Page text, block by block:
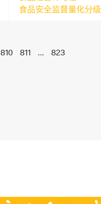
食品安全监督量化分级
810 811 ... 823